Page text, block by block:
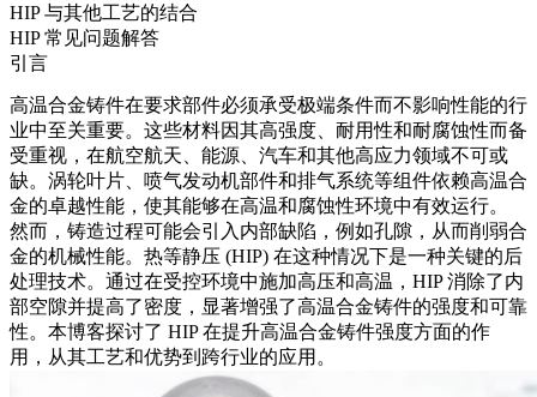
HIP 与其他工艺的结合
HIP 常见问题解答
引言
高温合金铸件在要求部件必须承受极端条件而不影响性能的行
业中至关重要。这些材料因其高强度、耐用性和耐腐蚀性而备
受重视，在航空航天 、能源、汽车和其他高应力领域不可或
缺。涡轮叶片、喷气发动机部件和排气系统等组件依赖高温合
金的卓越性能，使其能够在高温和腐蚀性环境中有效运行。
然而，铸造过程可能会引入内部缺陷，例如孔隙，从而削弱合
金的机械性能。 热等静压 (HIP) 在这种情况下是一种关键的后
处理技术。通过在受控环境中施加高压和高温，HIP 消除了内
部空隙并提高了密度，显著增强了高温合金铸件的强度和可靠
性。本博客探讨了 HIP 在提升高温合金铸件强度方面的作
用，从其工艺和优势到跨行业的应用。